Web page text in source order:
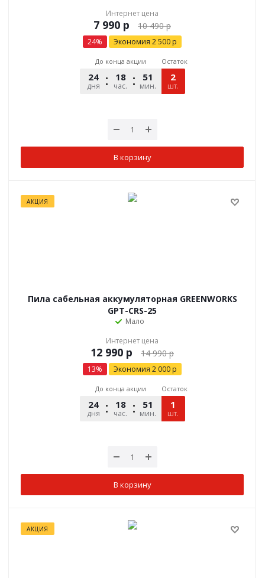
Интернет цена
р 10 490р
24% Экономия 2 500 р
До конца акции
24
дня
18
час.
51
мин.
12
сек.
Остаток
2
шт.
В корзину
АКЦИЯ
Пила сабельная аккумуляторная GREENWORKS
GPT-CRS-25
Мало
Интернет цена
р 14 990р
13% Экономия 2 000 р
До конца акции
24
дня
18
час.
51
мин.
12
сек.
Остаток
1
шт.
В корзину
АКЦИЯ